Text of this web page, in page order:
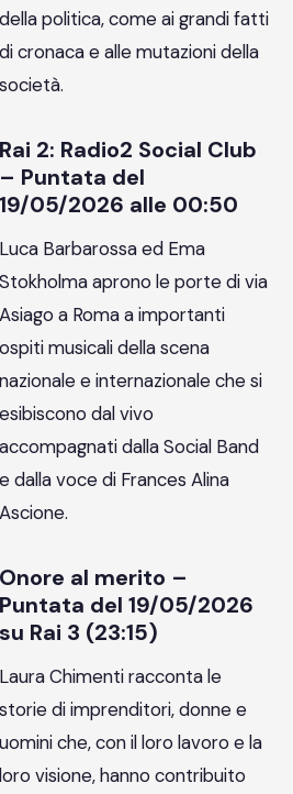
della politica, come ai grandi fatti
di cronaca e alle mutazioni della
società.
Rai 2: Radio2 Social Club
– Puntata del
19/05/2026 alle 00:50
Luca Barbarossa ed Ema
Stokholma aprono le porte di via
Asiago a Roma a importanti
ospiti musicali della scena
nazionale e internazionale che si
esibiscono dal vivo
accompagnati dalla Social Band
e dalla voce di Frances Alina
Ascione.
Onore al merito –
Puntata del 19/05/2026
su Rai 3 (23:15)
Laura Chimenti racconta le
storie di imprenditori, donne e
uomini che, con il loro lavoro e la
loro visione, hanno contribuito